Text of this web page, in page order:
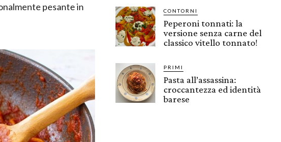
pesante in
CONTORNI
Peperoni tonnati: la
versione senza carne del
classico vitello tonnato!
PRIMI
Pasta all’assassina:
croccantezza ed identità
barese